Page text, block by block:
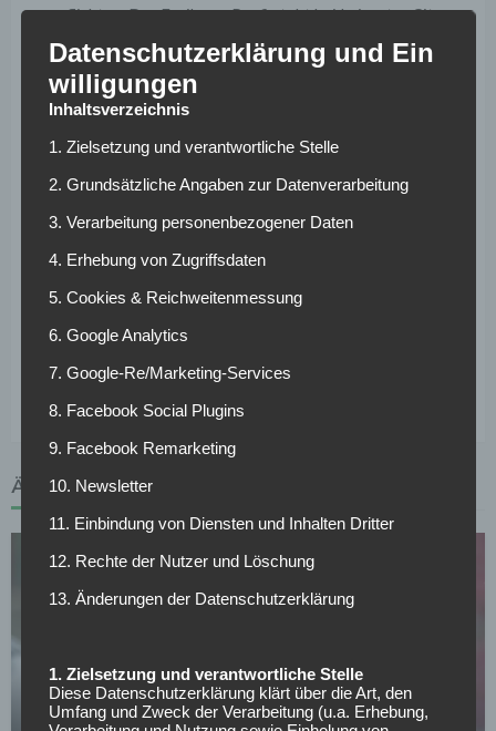
verpflichten. Der Freiburg-Profi steht bei Leicester City
als möglicher langfristiger Nachfolger von Harry Maguire
im Fokus. Dieser war im Sommer zu Manchester United
gewechselt. Bei Leicester City steht mit
bereits ein ehemaliger Freiburg-Innenverteidiger unter
Vertrag. Dementsprechend kennen sich die Vereine bereits.
Zudem zeigt Norwich City aufgrund der enorm schwachen
eigenen Defensive Interesse an Koch. Auch
Wolverhampton soll wegen der Verletzung von Willy Boly
an einer Sofortverstärkung für die Innenverteidigung im
mögliche Ablösesumme in Höhe von umgerechnet etwa
17,5 Millionen Euro ins Spiel. Ob ein Transfer Kochs im
abzuwarten.
ÄHNLICHE ARTIKEL
SONSTIGES
All or Nothing: Hearts & Schwolow greifen nach
der Krone
Datenschutzerklärung und Ein
willigungen
Inhaltsverzeichnis
1. Zielsetzung und verantwortliche Stelle
2. Grundsätzliche Angaben zur Datenverarbeitung
3. Verarbeitung personenbezogener Daten
4. Erhebung von Zugriffsdaten
5. Cookies & Reichweitenmessung
6. Google Analytics
7. Google-Re/Marketing-Services
8. Facebook Social Plugins
9. Facebook Remarketing
10. Newsletter
11. Einbindung von Diensten und Inhalten Dritter
12. Rechte der Nutzer und Löschung
13. Änderungen der Datenschutzerklärung
1. Zielsetzung und verantwortliche Stelle
Diese Datenschutzerklärung klärt über die Art, den
Umfang und Zweck der Verarbeitung (u.a. Erhebung,